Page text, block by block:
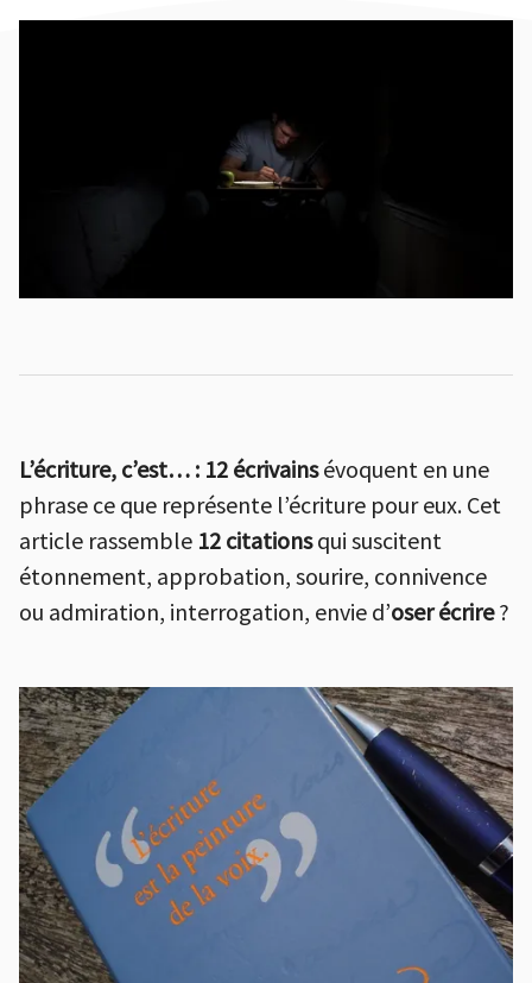
L’écriture, c’est… : 12 écrivainsévoquent en une
phrase ce que représente l’écriture pour eux. Cet
article rassemble 12 citationsqui suscitent
étonnement, approbation, sourire, connivence
ou admiration, interrogation, envie d’oser écrire?